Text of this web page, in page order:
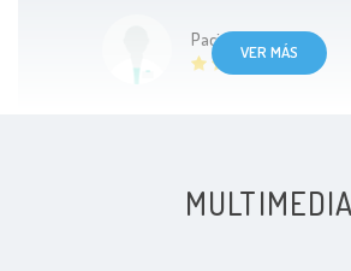
Paciente
VER MÁS
MULTIMEDIA